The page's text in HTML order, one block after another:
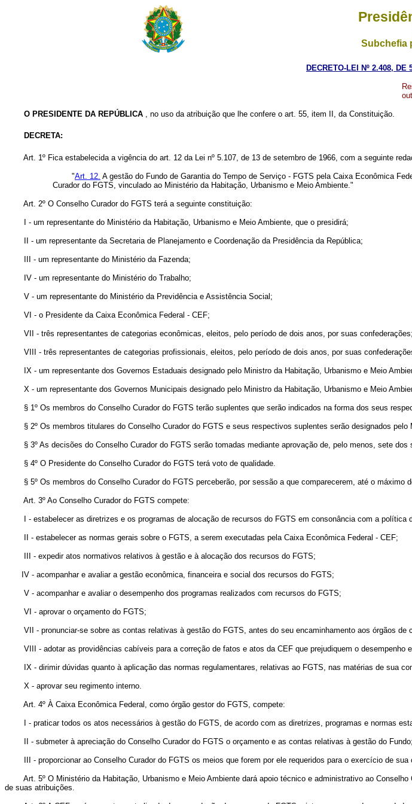
Subchefia
DECRETO-LEI Nº 2.408, DE
O PRESIDENTE DA REPÚBLICA , no uso da atribuição que lhe confere o art. 55, item II, da Constituição.
DECRETA:
Art. 1º Fica estabelecida a vigência do art. 12 da Lei nº 5.107, de 13 de setembro de 1966, com a seguinte
"Art. 12. A gestão do Fundo de Garantia do Tempo de Serviço - FGTS pela Caixa Econômica
Curador do FGTS, vinculado ao Ministério da Habitação, Urbanismo e Meio Ambiente."
Art. 2º O Conselho Curador do FGTS terá a seguinte constituição:
I - um representante do Ministério da Habitação, Urbanismo e Meio Ambiente, que o presidirá;
II - um representante da Secretaria de Planejamento e Coordenação da Presidência da República;
III - um representante do Ministério da Fazenda;
IV - um representante do Ministério do Trabalho;
V - um representante do Ministério da Previdência e Assistência Social;
VI - o Presidente da Caixa Econômica Federal - CEF;
VII - três representantes de categorias econômicas, eleitos, pelo período de dois anos, por suas confederações;
VIII - três representantes de categorias profissionais, eleitos, pelo período de dois anos, por suas
IX - um representante dos Governos Estaduais designado pelo Ministro da Habitação, Urbanismo e Meio
X - um representante dos Governos Municipais designado pelo Ministro da Habitação, Urbanismo e Meio
§ 1º Os membros do Conselho Curador do FGTS terão suplentes que serão indicados na forma dos seus
§ 2º Os membros titulares do Conselho Curador do FGTS e seus respectivos suplentes serão designados pelo
§ 3º As decisões do Conselho Curador do FGTS serão tomadas mediante aprovação de, pelo menos, sete dos
§ 4º O Presidente do Conselho Curador do FGTS terá voto de qualidade.
§ 5º Os membros do Conselho Curador do FGTS perceberão, por sessão a que comparecerem, até o máximo
Art. 3º Ao Conselho Curador do FGTS compete:
I - estabelecer as diretrizes e os programas de alocação de recursos do FGTS em consonância com a política
II - estabelecer as normas gerais sobre o FGTS, a serem executadas pela Caixa Econômica Federal - CEF;
III - expedir atos normativos relativos à gestão e à alocação dos recursos do FGTS;
IV - acompanhar e avaliar a gestão econômica, financeira e social dos recursos do FGTS;
V - acompanhar e avaliar o desempenho dos programas realizados com recursos do FGTS;
VI - aprovar o orçamento do FGTS;
VII - pronunciar-se sobre as contas relativas à gestão do FGTS, antes do seu encaminhamento aos órgãos de
VIII - adotar as providências cabíveis para a correção de fatos e atos da CEF que prejudiquem o desempenho
IX - dirimir dúvidas quanto à aplicação das normas regulamentares, relativas ao FGTS, nas matérias de sua
X - aprovar seu regimento interno.
Art. 4º À Caixa Econômica Federal, como órgão gestor do FGTS, compete:
I - praticar todos os atos necessários à gestão do FGTS, de acordo com as diretrizes, programas e normas
II - submeter à apreciação do Conselho Curador do FGTS o orçamento e as contas relativas à gestão do Fundo;
III - proporcionar ao Conselho Curador do FGTS os meios que forem por ele requeridos para o exercício de sua
Art. 5º O Ministério da Habitação, Urbanismo e Meio Ambiente dará apoio técnico e administrativo ao
de suas atribuições.